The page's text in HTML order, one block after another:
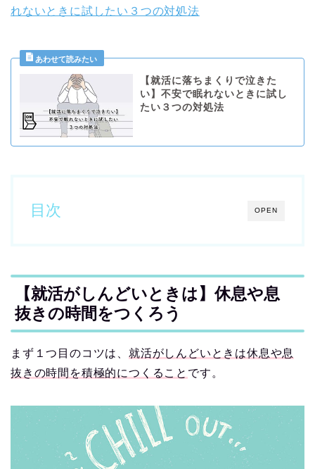
れないときに試したい３つの対処法
【就活に落ちまくりで泣きた
い】不安で眠れないときに試し
たい３つの対処法
OPEN
目次
【就活がしんどいときは】休息や息
抜きの時間をつくろう
まず１つ目のコツは、 就活がしんどいときは休息や息
抜きの時間を積極的につくること です。